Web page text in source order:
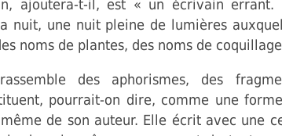
ajoutera-t-il, est « un écrivain errant.
nuit, une nuit pleine de lumières
noms de plantes, des noms de
des aphorismes, des
pourrait-on dire, comme une
de son auteur. Elle écrit avec une